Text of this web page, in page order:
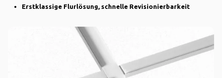
Erstklassige Flurlösung, schnelle Revisionierbarkeit